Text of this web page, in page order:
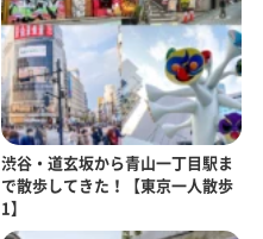
渋谷・道玄坂から青山一丁目駅ま
で散歩してきた！【東京一人散歩
1】